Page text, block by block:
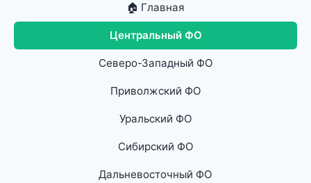
🏠 Главная
Центральный ФО
Северо-Западный ФО
Приволжский ФО
Уральский ФО
Сибирский ФО
Дальневосточный ФО